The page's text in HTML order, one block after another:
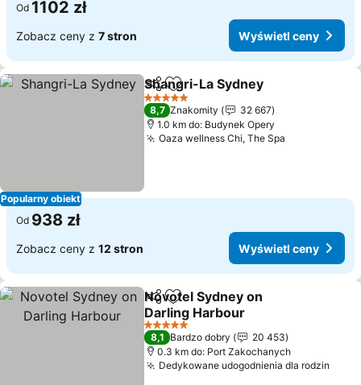
Od 1102 zł
Zobacz ceny z 7 stron Wyświetl ceny
Popularny obiekt
Udostępnij
Dodaj do ulubionych
Shangri-La Sydney
5 Kategoria
8,7 Znakomity
32 667
1.0 km do: Budynek Opery
Oaza wellness Chi, The Spa
Od 938 zł
Zobacz ceny z 12 stron Wyświetl ceny
Udostępnij
Dodaj do ulubionych
Novotel Sydney on
Darling Harbour
5 Kategoria
8,1 Bardzo dobry
20 453
0.3 km do: Port Zakochanych
Dedykowane udogodnienia dla rodzin